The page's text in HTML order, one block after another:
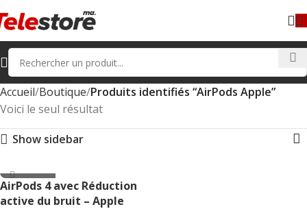
Accueil Boutique Produits identifiés “AirPods Apple”
Voici le seul résultat
Show sidebar
- 49.00 MAD
AirPods 4 avec Réduction
active du bruit – Apple